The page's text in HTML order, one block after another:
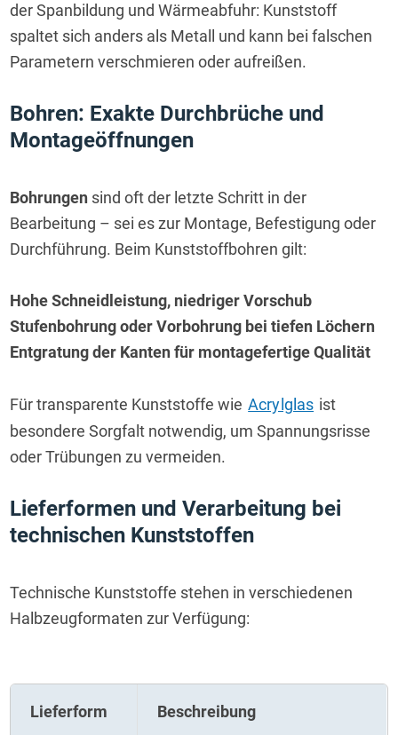
der Spanbildung und Wärmeabfuhr: Kunststoff
spaltet sich anders als Metall und kann bei falschen
Parametern verschmieren oder aufreißen.
Bohren: Exakte Durchbrüche und
Montageöffnungen
Bohrungen sind oft der letzte Schritt in der
Bearbeitung – sei es zur Montage, Befestigung oder
Durchführung. Beim Kunststoffbohren gilt:
Hohe Schneidleistung, niedriger Vorschub
Stufenbohrung oder Vorbohrung bei tiefen Löchern
Entgratung der Kanten für montagefertige Qualität
Für transparente Kunststoffe wie Acrylglas ist
besondere Sorgfalt notwendig, um Spannungsrisse
oder Trübungen zu vermeiden.
Lieferformen und Verarbeitung bei
technischen Kunststoffen
Technische Kunststoffe stehen in verschiedenen
Halbzeugformaten zur Verfügung:
Lieferform Beschreibung